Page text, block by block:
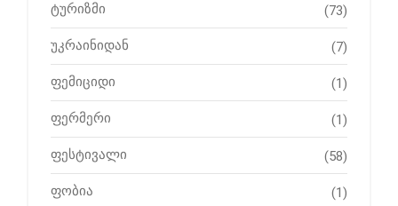
ტურიზმი (73)
უკრაინიდან (7)
ფემიციდი (1)
ფერმერი (1)
ფესტივალი (58)
ფობია (1)